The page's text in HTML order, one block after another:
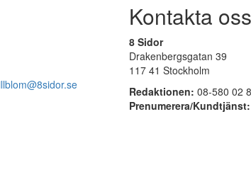
Kontakta oss
8 Sidor
Drakenbergsgatan 39
117 41 Stockholm
Redaktionen: 08-580 02
Prenumerera/Kundtjänst: